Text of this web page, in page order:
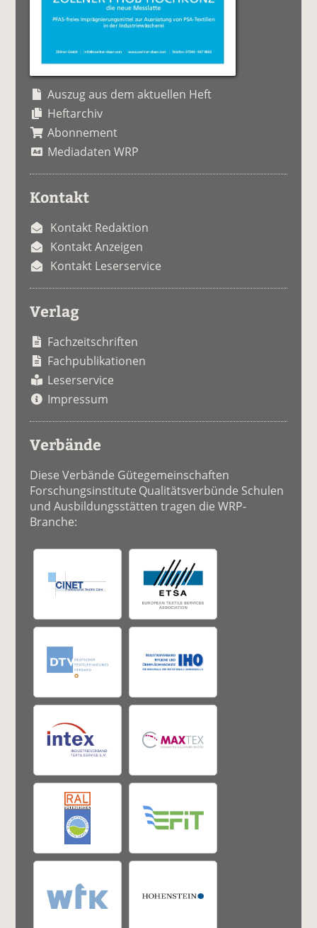
Auszug aus dem aktuellen Heft
Heftarchiv
Abonnement
Mediadaten WRP
Kontakt
Kontakt Redaktion
Kontakt Anzeigen
Kontakt Leserservice
Verlag
Fachzeitschriften
Fachpublikationen
Leserservice
Impressum
Verbände
Diese Verbände Gütegemeinschaften
Forschungsinstitute Qualitätsverbünde Schulen
und Ausbildungsstätten tragen die WRP-
Branche: